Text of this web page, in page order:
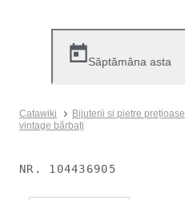
Săptămâna asta
Catawiki Bijuterii si pietre prețioase
vintage bărbați
NR. 104436905